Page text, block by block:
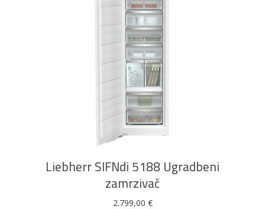
DODAJ U KOŠARICU
Liebherr SIFNdi 5188 Ugradbeni
zamrzivač
2.799,00 €